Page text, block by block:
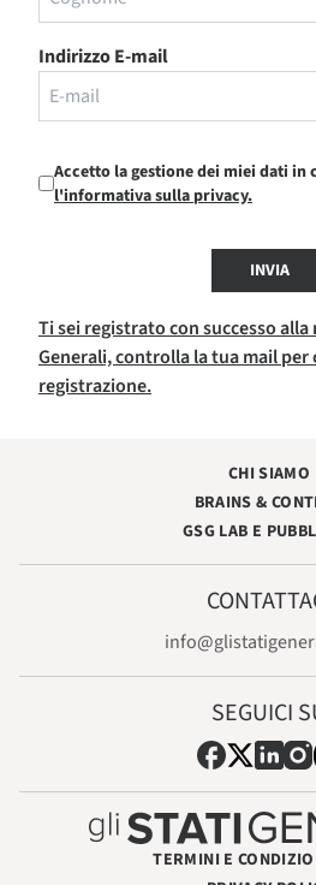
Indirizzo E-mail
Accetto la gestione dei miei dati
l'informativa sulla privacy.
INVIA
Ti sei registrato con successo
Generali, controlla la tua mail per
registrazione.
CHI SIAMO
BRAINS &
GSG LAB E
SEGUICI
TERMINI E